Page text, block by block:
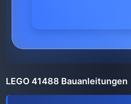
LEGO 41488 Bauanleitungen